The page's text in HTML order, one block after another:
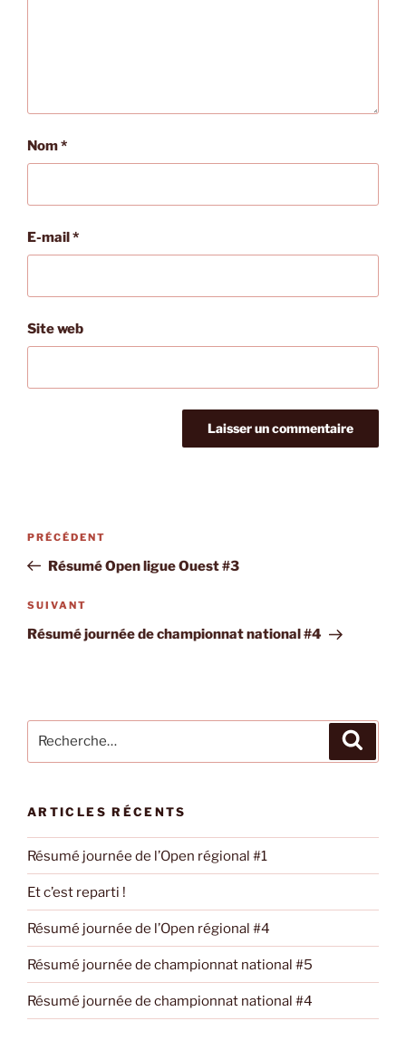
Nom*
E-mail*
Site web
Navigation
l’article
Article
précédent
PRÉCÉDENT
Résumé Open ligue Ouest #3
Article
suivant
SUIVANT
Résumé journée de championnat national #4
pour
ARTICLES RÉCENTS
Résumé journée de l’Open régional #1
Et c’est reparti !
Résumé journée de l’Open régional #4
Résumé journée de championnat national #5
Résumé journée de championnat national #4